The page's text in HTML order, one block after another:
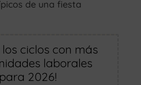
de una fiesta
los ciclos con más
laborales
para 2026!